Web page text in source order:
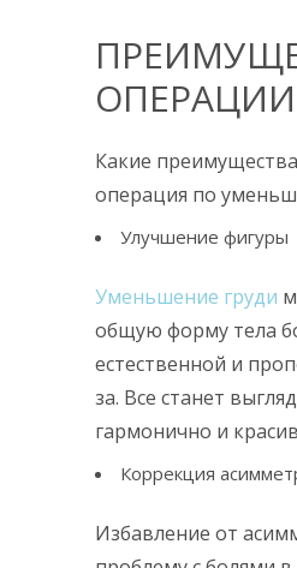
ОПЕРАЦИИ
Какие
операция по
Улучшение фигуры
Уменьшение груди
общую форму тела
естественной и
за. Все станет
гармонично и
Коррекция
Избавление от